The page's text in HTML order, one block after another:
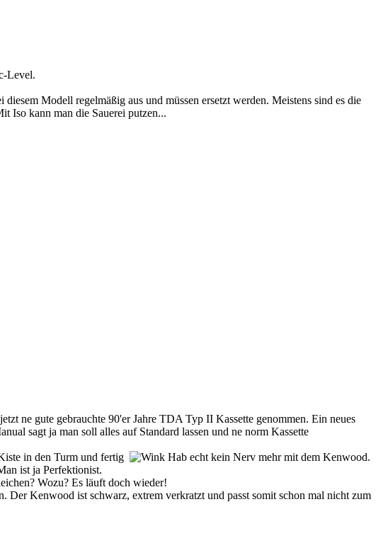
Level.
Modell regelmäßig aus und müssen ersetzt werden. Meistens sind es die
Iso kann man die Sauerei putzen...
ne gute gebrauchte 90'er Jahre TDA Typ II Kassette genommen. Ein neues
sagt ja man soll alles auf Standard lassen und ne norm Kassette
in den Turm und fertig
Hab echt kein Nerv mehr mit dem Kenwood.
ist ja Perfektionist.
Wozu? Es läuft doch wieder!
Der Kenwood ist schwarz, extrem verkratzt und passt somit schon mal nicht zum